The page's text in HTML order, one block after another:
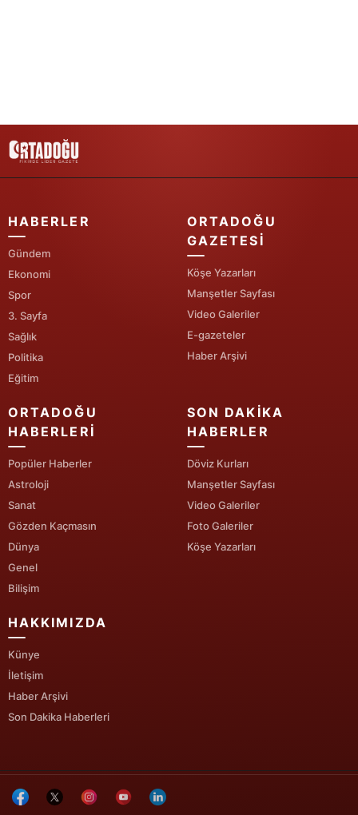
Samsun
Sivas
Tekirdağ
Tokat
Trabzon
Tunceli
Uşak
Yozgat
Zonguldak
Aksaray
HABERLER
Gündem
Ekonomi
Spor
3. Sayfa
Sağlık
Politika
Eğitim
ORTADOĞU
GAZETESI
Köşe Yazarları
Manşetler Sayfası
Video Galeriler
E-gazeteler
Haber Arşivi
ORTADOĞU
HABERLERI
Popüler Haberler
Astroloji
Sanat
Gözden Kaçmasın
Dünya
Genel
Bilişim
SON DAKIKA
HABERLER
Döviz Kurları
Manşetler Sayfası
Video Galeriler
Foto Galeriler
Köşe Yazarları
HAKKIMIZDA
Künye
İletişim
Haber Arşivi
Son Dakika Haberleri